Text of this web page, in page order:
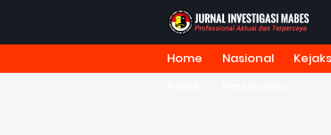
HOME TENTANG
Home Nasional